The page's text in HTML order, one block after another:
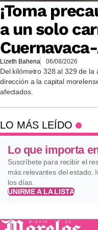
¡Toma
a un solo
Lizeth Bahena 06/08/2026
Del kilómetro 328 al 329 de la
dirección a la capital
afectados.
LO MÁS LEÍDO
Lo que importa
Suscríbete para recibir el
más relevantes del estado.
los días.
UNIRME A LA LISTA